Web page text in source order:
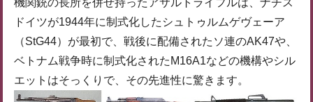
ドイツが1944年に制式化したシュトゥルムゲヴェーア
（StG44）が最初で、戦後に配備されたソ連のAK47や、
ベトナム戦争時に制式化されたM16A1などの機構やシル
エットはそっくりで、その先進性に驚きます。